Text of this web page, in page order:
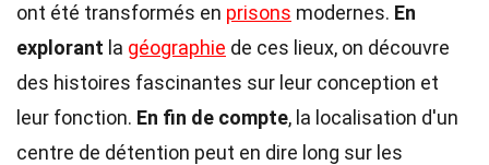
ont été transformés en prisons modernes. En
explorant la géographie de ces lieux, on découvre
des histoires fascinantes sur leur conception et
leur fonction. En fin de compte, la localisation d'un
centre de détention peut en dire long sur les